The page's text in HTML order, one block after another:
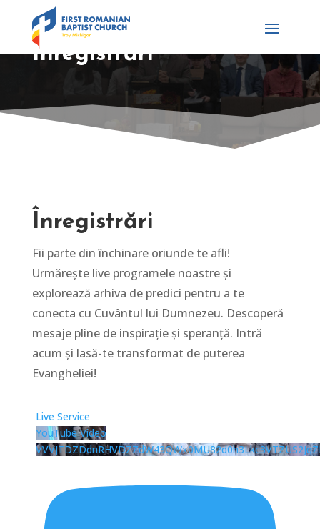
Înregistrări
Înregistrări
Fii parte din închinare oriunde te afli!
Urmărește live programele noastre și
explorează arhiva de predici pentru a te
conecta cu Cuvântul lui Dumnezeu. Descoperă
mesaje pline de inspirație și speranță. Intră
acum și lasă-te transformat de puterea
Evangheliei!
Live Service
YouTube Video